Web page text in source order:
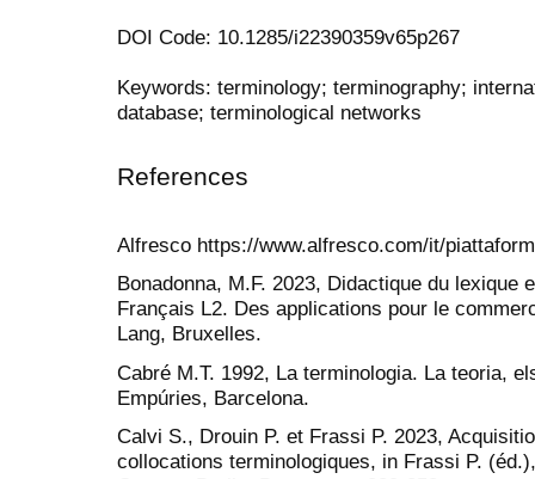
DOI Code: 10.1285/i22390359v65p267
Keywords: terminology; terminography;
database; terminological networks
References
Alfresco https://www.alfresco.com/it/
Bonadonna, M.F. 2023, Didactique du lexique
Français L2. Des applications pour le
Lang, Bruxelles.
Cabré M.T. 1992, La terminologia. La teoria,
Empúries, Barcelona.
Calvi S., Drouin P. et Frassi P. 2023,
collocations terminologiques, in Frassi P.